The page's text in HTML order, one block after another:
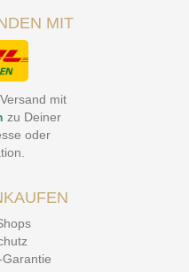
MIT
mit
zu Deiner
oder